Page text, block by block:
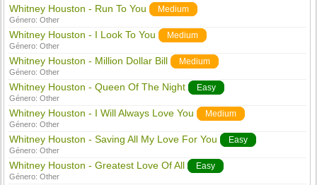
Whitney Houston - Run To You Medium
Género:Other
Whitney Houston - I Look To You Medium
Género:Other
Whitney Houston - Million Dollar Bill Medium
Género:Other
Whitney Houston - Queen Of The Night Easy
Género:Other
Whitney Houston - I Will Always Love You Medium
Género:Other
Whitney Houston - Saving All My Love For You Easy
Género:Other
Whitney Houston - Greatest Love Of All Easy
Género:Other